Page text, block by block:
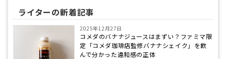
ライターの新着記事
2025年12月27日
コメダのバナナジュースはまずい？ファミマ限
定「コメダ珈琲店監修バナナシェイク」を飲
んで分かった違和感の正体